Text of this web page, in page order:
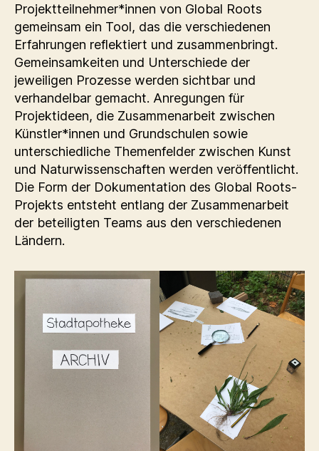
Projektteilnehmer*innen von Global Roots
gemeinsam ein Tool, das die verschiedenen
Erfahrungen reflektiert und zusammenbringt.
Gemeinsamkeiten und Unterschiede der
jeweiligen Prozesse werden sichtbar und
verhandelbar gemacht. Anregungen für
Projektideen, die Zusammenarbeit zwischen
Künstler*innen und Grundschulen sowie
unterschiedliche Themenfelder zwischen Kunst
und Naturwissenschaften werden veröffentlicht.
Die Form der Dokumentation des Global Roots-
Projekts entsteht entlang der Zusammenarbeit
der beteiligten Teams aus den verschiedenen
Ländern.